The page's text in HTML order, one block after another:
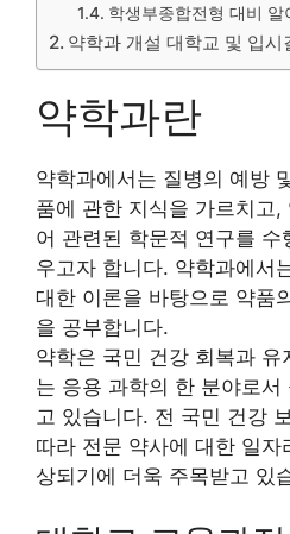
학생부종합전형 대비 알
약학과 개설 대학교 및 입시
약학과란
약학과에서는 질병의 예방
품에 관한 지식을 가르치고
어 관련된 학문적 연구를 수
우고자 합니다. 약학과에서
대한 이론을 바탕으로 약품
을 공부합니다.
약학은 국민 건강 회복과 유
는 응용 과학의 한 분야로
고 있습니다. 전 국민 건강
따라 전문 약사에 대한 일자
상되기에 더욱 주목받고 있